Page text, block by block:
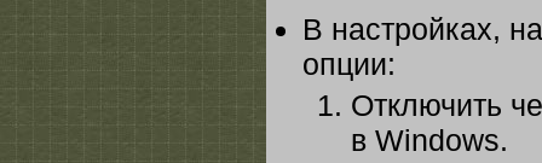
В настройках,
опции:
Отключить
в Windows.